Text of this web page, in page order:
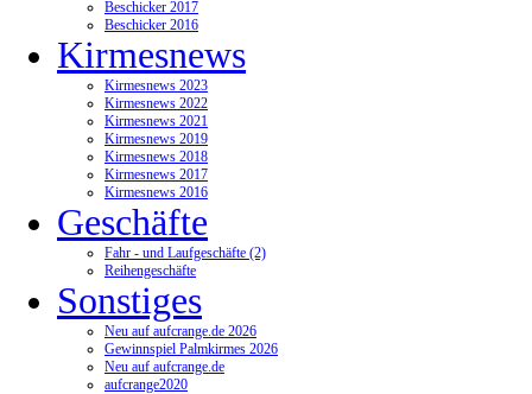
Beschicker 2017
Beschicker 2016
Kirmesnews
Kirmesnews 2023
Kirmesnews 2022
Kirmesnews 2021
Kirmesnews 2019
Kirmesnews 2018
Kirmesnews 2017
Kirmesnews 2016
Geschäfte
Fahr - und Laufgeschäfte (2)
Reihengeschäfte
Sonstiges
Neu auf aufcrange.de 2026
Gewinnspiel Palmkirmes 2026
Neu auf aufcrange.de
aufcrange2020